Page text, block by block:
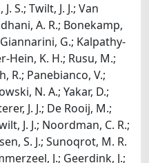
S.; Twilt, J. J.; Van
A. R.; Bonekamp,
G.; Kalpathy-
Hein, K. H.; Rusu, M.;
R.; Panebianco, V.;
N. A.; Yakar, D.;
J. J.; De Rooij, M.;
J. J.; Noordman, C. R.;
S. J.; Sunoqrot, M. R.
J.; Geerdink, J.;